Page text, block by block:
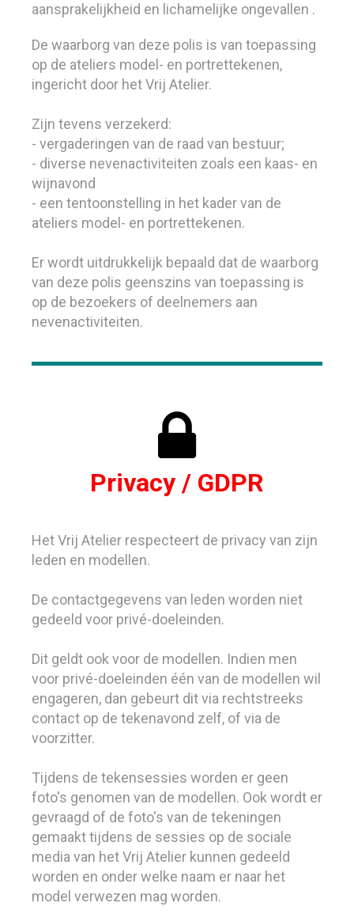
aansprakelijkheid en lichamelijke ongevallen .
De waarborg van deze polis is van toepassing
op de ateliers model- en portrettekenen,
ingericht door het Vrij Atelier.
Zijn tevens verzekerd:
- vergaderingen van de raad van bestuur;
- diverse nevenactiviteiten zoals een kaas- en
wijnavond
- een tentoonstelling in het kader van de
ateliers model- en portrettekenen.
Er wordt uitdrukkelijk bepaald dat de waarborg
van deze polis geenszins van toepassing is
op de bezoekers of deelnemers aan
nevenactiviteiten.

Privacy / GDPR
Het Vrij Atelier respecteert de privacy van zijn
leden en modellen.
De contactgegevens van leden worden niet
gedeeld voor privé-doeleinden.
Dit geldt ook voor de modellen. Indien men
voor privé-doeleinden één van de modellen wil
engageren, dan gebeurt dit via rechtstreeks
contact op de tekenavond zelf, of via de
voorzitter.
Tijdens de tekensessies worden er geen
foto's genomen van de modellen. Ook wordt er
gevraagd of de foto's van de tekeningen
gemaakt tijdens de sessies op de sociale
media van het Vrij Atelier kunnen gedeeld
worden en onder welke naam er naar het
model verwezen mag worden.